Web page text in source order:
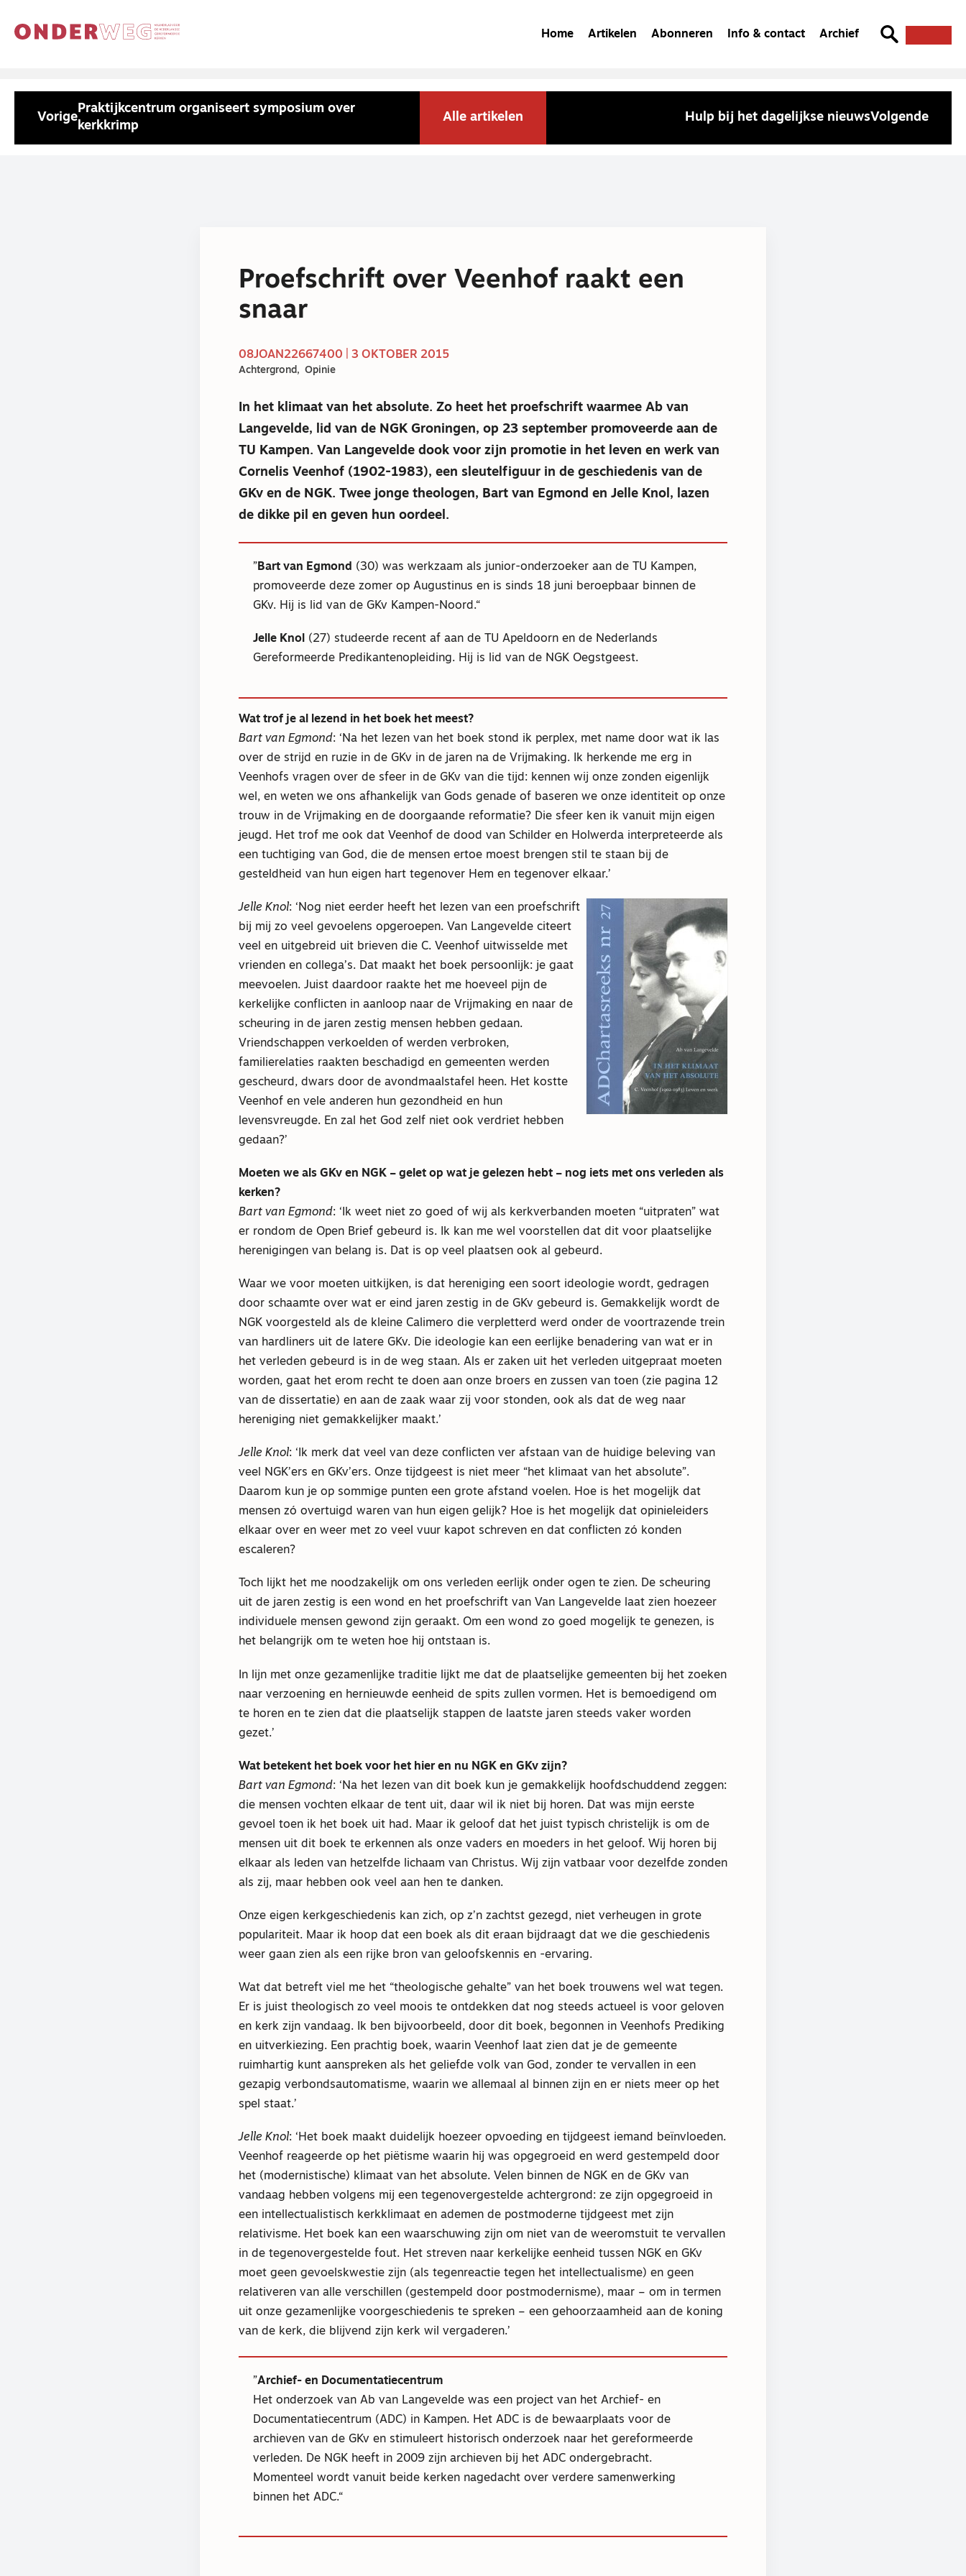
Home Artikelen Abonneren Info & contact Archief
Vorige
Praktijkcentrum organiseert symposium over
kerkkrimp
Alle artikelen Hulp bij het dagelijkse nieuwsVolgende
Proefschrift over Veenhof raakt een
snaar
08JOAN22667400 | 3 OKTOBER 2015
Achtergrond Opinie
In het klimaat van het absolute. Zo heet het proefschrift waarmee Ab van
Langevelde, lid van de NGK Groningen, op 23 september promoveerde aan de
TU Kampen. Van Langevelde dook voor zijn promotie in het leven en werk van
Cornelis Veenhof (1902-1983), een sleutelfiguur in de geschiedenis van de
GKv en de NGK. Twee jonge theologen, Bart van Egmond en Jelle Knol, lazen
de dikke pil en geven hun oordeel.
Bart van Egmond (30) was werkzaam als junior-onderzoeker aan de TU Kampen,
promoveerde deze zomer op Augustinus en is sinds 18 juni beroepbaar binnen de
GKv. Hij is lid van de GKv Kampen-Noord.
Jelle Knol(27) studeerde recent af aan de TU Apeldoorn en de Nederlands
Gereformeerde Predikantenopleiding. Hij is lid van de NGK Oegstgeest.
Wat trof je al lezend in het boek het meest?
Bart van Egmond: ‘Na het lezen van het boek stond ik perplex, met name door wat ik las
over de strijd en ruzie in de GKv in de jaren na de Vrijmaking. Ik herkende me erg in
Veenhofs vragen over de sfeer in de GKv van die tijd: kennen wij onze zonden eigenlijk
wel, en weten we ons afhankelijk van Gods genade of baseren we onze identiteit op onze
trouw in de Vrijmaking en de doorgaande reformatie? Die sfeer ken ik vanuit mijn eigen
jeugd. Het trof me ook dat Veenhof de dood van Schilder en Holwerda interpreteerde als
een tuchtiging van God, die de mensen ertoe moest brengen stil te staan bij de
gesteldheid van hun eigen hart tegenover Hem en tegenover elkaar.’
Jelle Knol: ‘Nog niet eerder heeft het lezen van een proefschrift
bij mij zo veel gevoelens opgeroepen. Van Langevelde citeert
veel en uitgebreid uit brieven die C. Veenhof uitwisselde met
vrienden en collega’s. Dat maakt het boek persoonlijk: je gaat
meevoelen. Juist daardoor raakte het me hoeveel pijn de
kerkelijke conflicten in aanloop naar de Vrijmaking en naar de
scheuring in de jaren zestig mensen hebben gedaan.
Vriendschappen verkoelden of werden verbroken,
familierelaties raakten beschadigd en gemeenten werden
gescheurd, dwars door de avondmaalstafel heen. Het kostte
Veenhof en vele anderen hun gezondheid en hun
levensvreugde. En zal het God zelf niet ook verdriet hebben
gedaan?’
Moeten we als GKv en NGK – gelet op wat je gelezen hebt – nog iets met ons verleden als
kerken?
Bart van Egmond: ‘Ik weet niet zo goed of wij als kerkverbanden moeten “uitpraten” wat
er rondom de Open Brief gebeurd is. Ik kan me wel voorstellen dat dit voor plaatselijke
herenigingen van belang is. Dat is op veel plaatsen ook al gebeurd.
Waar we voor moeten uitkijken, is dat hereniging een soort ideologie wordt, gedragen
door schaamte over wat er eind jaren zestig in de GKv gebeurd is. Gemakkelijk wordt de
NGK voorgesteld als de kleine Calimero die verpletterd werd onder de voortrazende trein
van hardliners uit de latere GKv. Die ideologie kan een eerlijke benadering van wat er in
het verleden gebeurd is in de weg staan. Als er zaken uit het verleden uitgepraat moeten
worden, gaat het erom recht te doen aan onze broers en zussen van toen (zie pagina 12
van de dissertatie) en aan de zaak waar zij voor stonden, ook als dat de weg naar
hereniging niet gemakkelijker maakt.’
Jelle Knol: ‘Ik merk dat veel van deze conflicten ver afstaan van de huidige beleving van
veel NGK’ers en GKv’ers. Onze tijdgeest is niet meer “het klimaat van het absolute”.
Daarom kun je op sommige punten een grote afstand voelen. Hoe is het mogelijk dat
mensen zó overtuigd waren van hun eigen gelijk? Hoe is het mogelijk dat opinieleiders
elkaar over en weer met zo veel vuur kapot schreven en dat conflicten zó konden
escaleren?
Toch lijkt het me noodzakelijk om ons verleden eerlijk onder ogen te zien. De scheuring
uit de jaren zestig is een wond en het proefschrift van Van Langevelde laat zien hoezeer
individuele mensen gewond zijn geraakt. Om een wond zo goed mogelijk te genezen, is
het belangrijk om te weten hoe hij ontstaan is.
In lijn met onze gezamenlijke traditie lijkt me dat de plaatselijke gemeenten bij het zoeken
naar verzoening en hernieuwde eenheid de spits zullen vormen. Het is bemoedigend om
te horen en te zien dat die plaatselijk stappen de laatste jaren steeds vaker worden
gezet.’
Wat betekent het boek voor het hier en nu NGK en GKv zijn?
Bart van Egmond: ‘Na het lezen van dit boek kun je gemakkelijk hoofdschuddend zeggen:
die mensen vochten elkaar de tent uit, daar wil ik niet bij horen. Dat was mijn eerste
gevoel toen ik het boek uit had. Maar ik geloof dat het juist typisch christelijk is om de
mensen uit dit boek te erkennen als onze vaders en moeders in het geloof. Wij horen bij
elkaar als leden van hetzelfde lichaam van Christus. Wij zijn vatbaar voor dezelfde zonden
als zij, maar hebben ook veel aan hen te danken.
Onze eigen kerkgeschiedenis kan zich, op z’n zachtst gezegd, niet verheugen in grote
populariteit. Maar ik hoop dat een boek als dit eraan bijdraagt dat we die geschiedenis
weer gaan zien als een rijke bron van geloofskennis en -ervaring.
Wat dat betreft viel me het “theologische gehalte” van het boek trouwens wel wat tegen.
Er is juist theologisch zo veel moois te ontdekken dat nog steeds actueel is voor geloven
en kerk zijn vandaag. Ik ben bijvoorbeeld, door dit boek, begonnen in Veenhofs Prediking
en uitverkiezing. Een prachtig boek, waarin Veenhof laat zien dat je de gemeente
ruimhartig kunt aanspreken als het geliefde volk van God, zonder te vervallen in een
gezapig verbondsautomatisme, waarin we allemaal al binnen zijn en er niets meer op het
spel staat.’
Jelle Knol: ‘Het boek maakt duidelijk hoezeer opvoeding en tijdgeest iemand beïnvloeden.
Veenhof reageerde op het piëtisme waarin hij was opgegroeid en werd gestempeld door
het (modernistische) klimaat van het absolute. Velen binnen de NGK en de GKv van
vandaag hebben volgens mij een tegenovergestelde achtergrond: ze zijn opgegroeid in
een intellectualistisch kerkklimaat en ademen de postmoderne tijdgeest met zijn
relativisme. Het boek kan een waarschuwing zijn om niet van de weeromstuit te vervallen
in de tegenovergestelde fout. Het streven naar kerkelijke eenheid tussen NGK en GKv
moet geen gevoelskwestie zijn (als tegenreactie tegen het intellectualisme) en geen
relativeren van alle verschillen (gestempeld door postmodernisme), maar – om in termen
uit onze gezamenlijke voorgeschiedenis te spreken – een gehoorzaamheid aan de koning
van de kerk, die blijvend zijn kerk wil vergaderen.’
Archief- en Documentatiecentrum
Het onderzoek van Ab van Langevelde was een project van het Archief- en
Documentatiecentrum (ADC) in Kampen. Het ADC is de bewaarplaats voor de
archieven van de GKv en stimuleert historisch onderzoek naar het gereformeerde
verleden. De NGK heeft in 2009 zijn archieven bij het ADC ondergebracht.
Momenteel wordt vanuit beide kerken nagedacht over verdere samenwerking
binnen het ADC.